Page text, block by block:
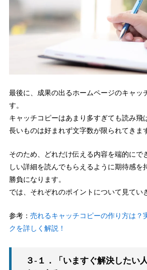
最後に、成果の出るホームページのキャッ
す。
キャッチコピーはあまり多すぎても読み飛
長いものは好まれず文字数が限られてきま
そのため、どれだけ伝える内容を端的にで
しい詳細を読んでもらえるように期待感を
勝負になります。
では、それぞれのポイントについて見てい
参考： 売れるキャッチコピーの作り方は？
クを詳しく解説！
３-１．「いますぐ解決したい